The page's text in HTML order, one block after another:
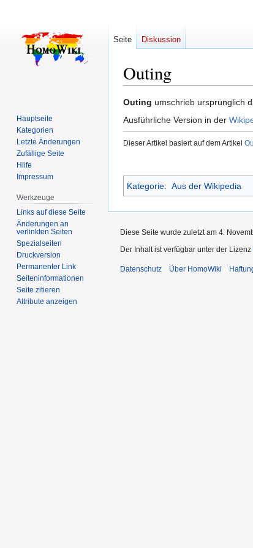
Outing
Zur
Navigation
springen
Zur
Suche
springen
Outing umschrieb ursprünglich
Ausführliche Version in der
Dieser Artikel basiert auf dem Artikel
Kategorie: Aus der Wikipedia
Seite Diskussion
Hauptseite
Kategorien
Letzte Änderungen
Zufällige Seite
Hilfe
Impressum
Werkzeuge
Links auf diese Seite
Änderungen an
verlinkten Seiten
Spezialseiten
Druckversion
Permanenter Link
Seiten­­informationen
Seite zitieren
Attribute anzeigen
Diese Seite wurde zuletzt am 4.
Der Inhalt ist verfügbar unter der Lizenz
Datenschutz Über HomoWiki